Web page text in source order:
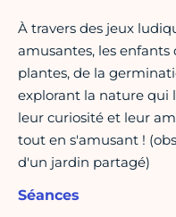
À travers des jeux
amusantes, les enfants
plantes, de la
explorant la nature qui
leur curiosité et leur
tout en s'amusant !
d'un jardin partagé)
Séances